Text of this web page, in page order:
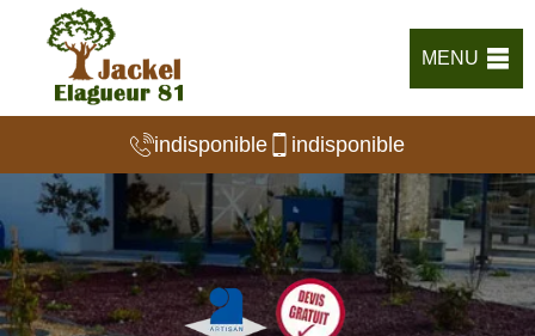
MENU
indisponible indisponible